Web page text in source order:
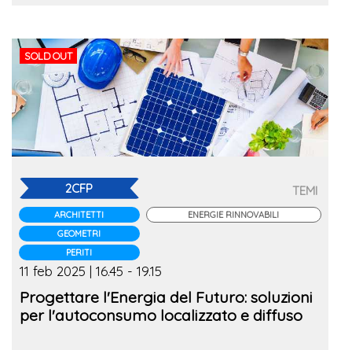
SOLD OUT
2CFP
ARCHITETTI
GEOMETRI
PERITI
TEMI
ENERGIE RINNOVABILI
11 feb 2025 | 16.45 - 19.15
Progettare l'Energia del Futuro: soluzioni
per l'autoconsumo localizzato e diffuso